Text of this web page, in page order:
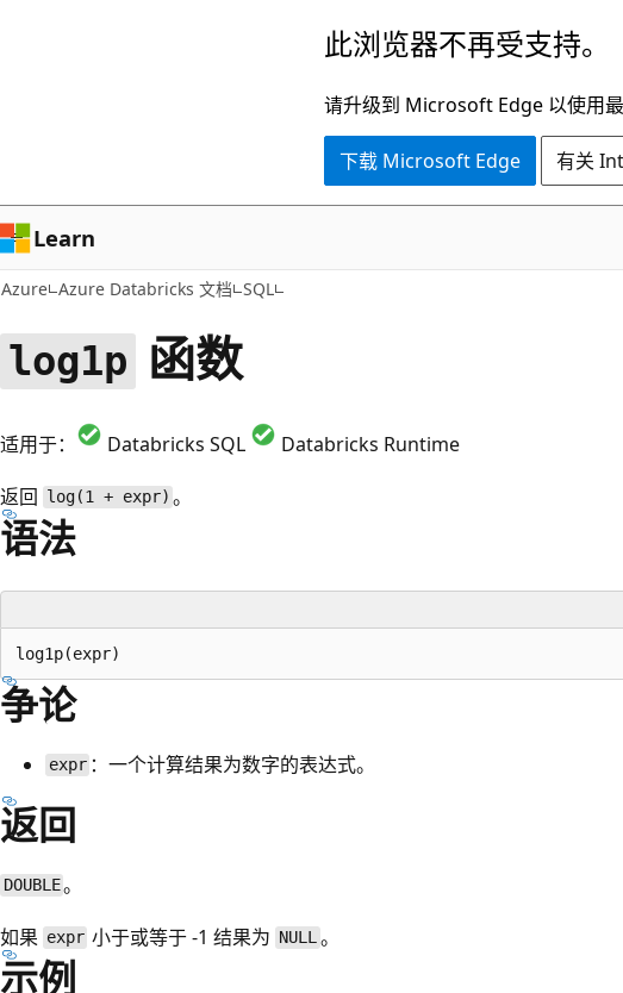
容
此浏览器不再受支持。
请升级到 Microsoft Edge 以使用
下载 Microsoft Edge 有关
Learn
Azure Azure Databricks 文档 SQL
log1p 函数
适用于： Databricks SQL
Databricks Runtime
返回 log(1 + expr) 。
语法
争论
expr ：一个计算结果为数字的表达式。
返回
DOUBLE。
如果 expr 小于或等于 -1 结果为 NULL。
示例